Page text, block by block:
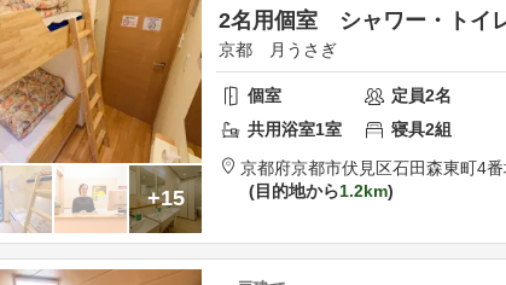
+15
2名用個室 シャワー・トイ
京都 月うさぎ
個室 定員2名
共用浴室1室 寝具2組
京都府京都市伏見区石田森東町4
目的地から1.2km